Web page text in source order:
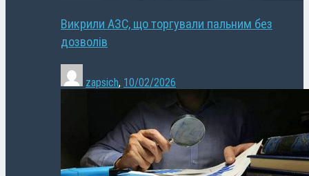
Викрили АЗС, що торгували пальним без
дозволів
zapsich, 10/02/2026